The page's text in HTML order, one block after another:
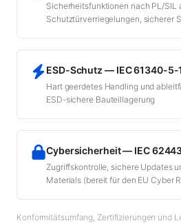
Sicherheitsfunktionen nach PL/SIL
Schutztürverriegelungen, sicherer
ESD-Schutz — IEC 61340-5-1
Hart geerdetes Handling und
ESD-sichere Bauteillagerung
Cybersicherheit — IEC 62443
Zugriffskontrolle, sichere Updates
Materials (bereit für den EU Cyber
Konformitätsumfang, Zertifizierungen und